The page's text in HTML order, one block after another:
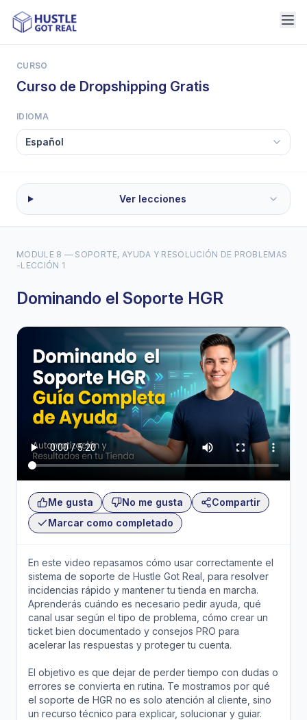
CURSO
Curso de Dropshipping Gratis
IDIOMA
Ver lecciones
MODULE 8 — SOPORTE, AYUDA Y RESOLUCIÓN DE PROBLEMAS
-LECCIÓN 1
Dominando el Soporte HGR
Me gusta No me gusta
Compartir
Marcar como completado
En este video repasamos cómo usar correctamente el
sistema de soporte de Hustle Got Real, para resolver
incidencias rápido y mantener tu tienda en marcha.
Aprenderás cuándo es necesario pedir ayuda, qué
canal usar según el tipo de problema, cómo crear un
ticket bien documentado y consejos PRO para
acelerar las respuestas y proteger tu cuenta.
El objetivo es que dejar de perder tiempo con dudas o
errores se convierta en rutina. Te mostramos por qué
el soporte de HGR no es solo atención al cliente, sino
un recurso técnico para explicar, solucionar y guiar.